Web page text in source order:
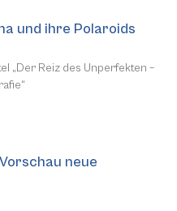
und ihre Polaroids
„Der Reiz des Unperfekten –
neue